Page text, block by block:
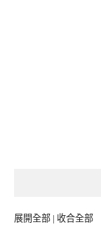
展開全部 | 收合全部